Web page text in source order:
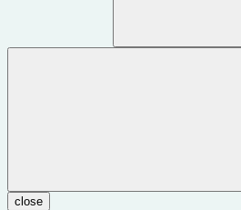
close